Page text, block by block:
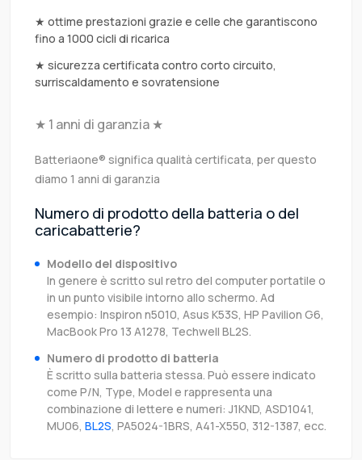
★ ottime prestazioni grazie e celle che garantiscono
fino a 1000 cicli di ricarica
★ sicurezza certificata contro corto circuito,
surriscaldamento e sovratensione
★ 1 anni di garanzia ★
Batteriaone® significa qualità certificata, per questo
diamo 1 anni di garanzia
Numero di prodotto della batteria o del
caricabatterie?
Modello del dispositivo
In genere è scritto sul retro del computer portatile o
in un punto visibile intorno allo schermo. Ad
esempio: Inspiron n5010, Asus K53S, HP Pavilion G6,
MacBook Pro 13 A1278, Techwell BL2S.
Numero di prodotto di batteria
È scritto sulla batteria stessa. Può essere indicato
come P/N, Type, Model e rappresenta una
combinazione di lettere e numeri: J1KND, ASD1041,
MU06, BL2S, PA5024-1BRS, A41-X550, 312-1387, ecc.